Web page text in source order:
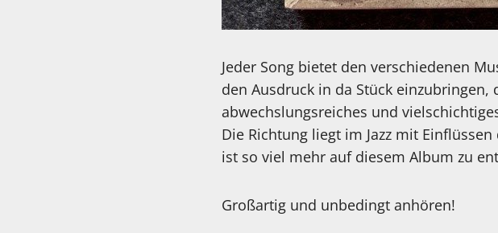
Jeder Song bietet den verschiedenen
den Ausdruck in da Stück
abwechslungsreiches und
Die Richtung liegt im Jazz mit
ist so viel mehr auf diesem Album zu
Großartig und unbedingt anhören!